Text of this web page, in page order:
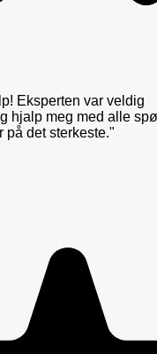
Eksperten var veldig
hjalp meg med alle
på det sterkeste."